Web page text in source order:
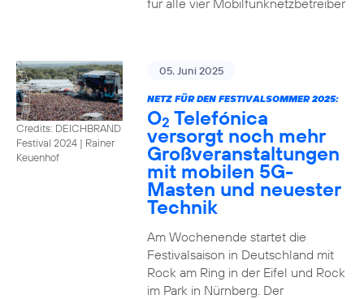
für alle vier Mobilfunknetzbetreiber
Credits: DEICHBRAND
Festival 2024 | Rainer
Keuenhof
05. Juni 2025
NETZ FÜR DEN FESTIVALSOMMER 2025:
O2 Telefónica
versorgt noch mehr
Großveranstaltungen
mit mobilen 5G-
Masten und neuester
Technik
Am Wochenende startet die
Festivalsaison in Deutschland mit
Rock am Ring in der Eifel und Rock
im Park in Nürnberg. Der